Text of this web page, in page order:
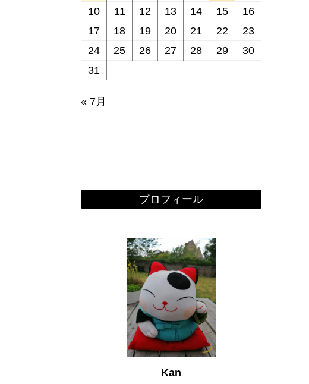
10
11 12 13 14 15
16
17
18 19 20 21 22
23
24
25 26 27 28 29
30
31
« 7月
プロフィール
Kan